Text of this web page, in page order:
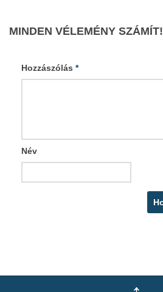
MINDEN VÉLEMÉNY SZÁMÍT!
Hozzászólás *
Név